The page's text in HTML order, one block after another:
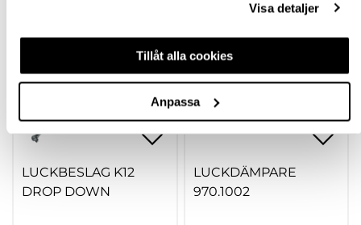
Visa detaljer
Tillåt alla cookies
Anpassa
LUCKBESLAG K12
DROP DOWN
LUCKDÄMPARE
970.1002